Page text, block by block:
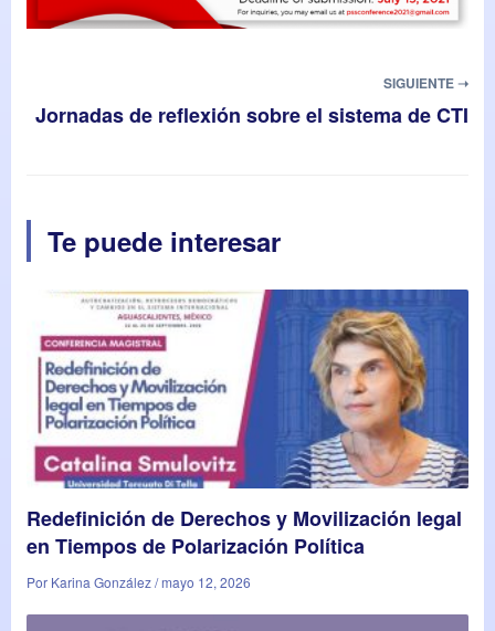
SIGUIENTE ➝
Jornadas de reflexión sobre el sistema de CTI
Te puede interesar
Redefinición de Derechos y Movilización legal
en Tiempos de Polarización Política
Por Karina González / mayo 12, 2026